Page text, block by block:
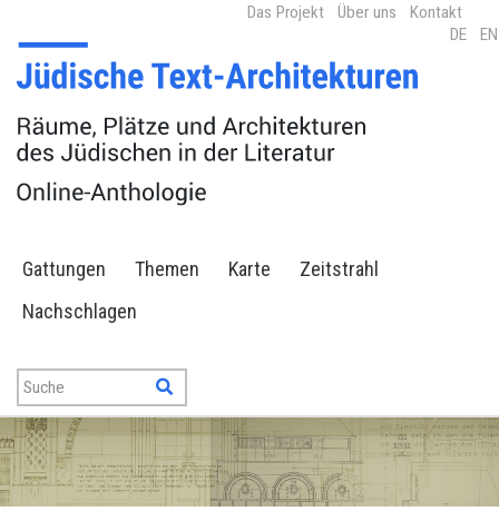
Das Projekt Über uns
Kontakt
DE
EN
Gattungen Themen Karte
Zeitstrahl
Nachschlagen